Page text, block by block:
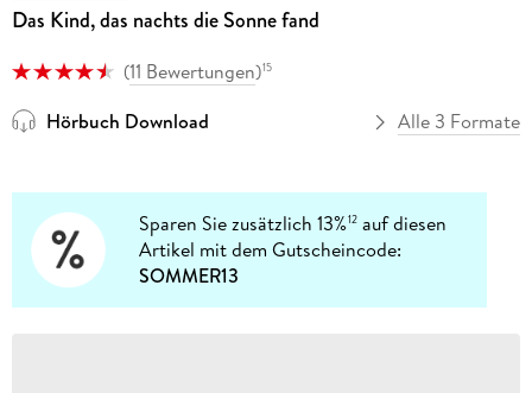
Das Kind, das nachts die Sonne fand
(11 Bewertungen)15
Hörbuch Download Alle 3 Formate
Sparen Sie zusätzlich 13%12 auf diesen
Artikel mit dem Gutscheincode:
SOMMER13